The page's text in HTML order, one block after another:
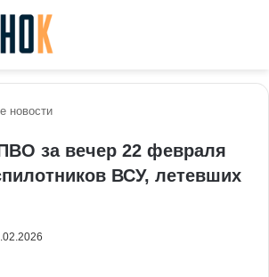
новости
за вечер 22 февраля
ВСУ, летевших